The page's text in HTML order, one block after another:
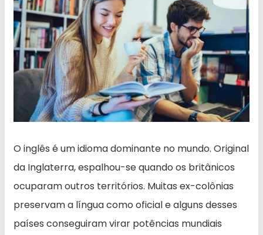
O inglês é um idioma dominante no mundo. Original
da Inglaterra, espalhou-se quando os britânicos
ocuparam outros territórios. Muitas ex-colônias
preservam a língua como oficial e alguns desses
países conseguiram virar potências mundiais